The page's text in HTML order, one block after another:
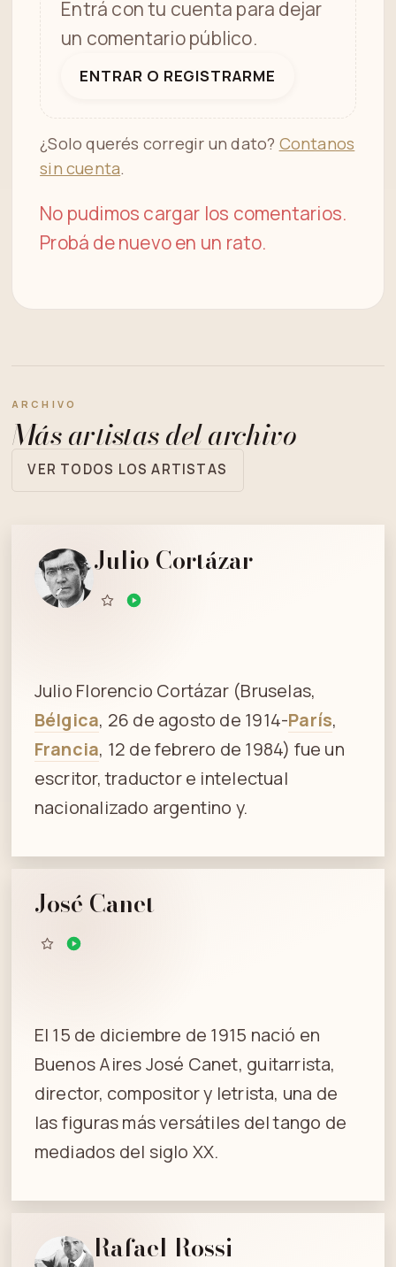
Entrá con tu cuenta para dejar
un comentario público.
ENTRAR O REGISTRARME
¿Solo querés corregir un dato? Contanos
sin cuenta.
No pudimos cargar los comentarios.
Probá de nuevo en un rato.
ARCHIVO
Más artistas del archivo
VER TODOS LOS ARTISTAS
Julio Cortázar
Julio Florencio Cortázar (Bruselas,
Bélgica, 26 de agosto de 1914-París,
Francia, 12 de febrero de 1984) fue un
escritor, traductor e intelectual
nacionalizado argentino y.
José Canet
El 15 de diciembre de 1915 nació en
Buenos Aires José Canet, guitarrista,
director, compositor y letrista, una de
las figuras más versátiles del tango de
mediados del siglo XX.
Rafael Rossi